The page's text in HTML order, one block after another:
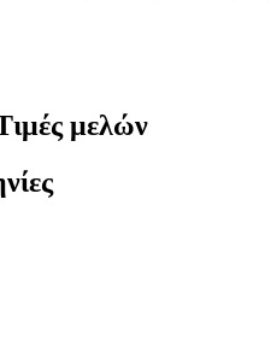
μελών